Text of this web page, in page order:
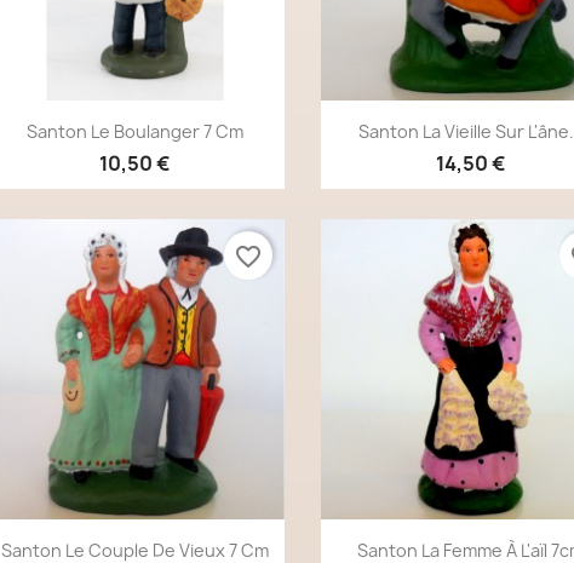
Aperçu rapide
Santon Le Boulanger 7 Cm
10,50 €
Aperçu rapide
Santon La Vieille Sur
14,50 €
Aperçu rapide
Santon Le Couple De Vieux 7 Cm
favorite_border
 Aperçu rapide
Santon La Femme À L'aïl